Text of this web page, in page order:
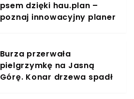
psem dzięki hau.plan –
poznaj innowacyjny planer
Burza przerwała
pielgrzymkę na Jasną
Górę. Konar drzewa spadł